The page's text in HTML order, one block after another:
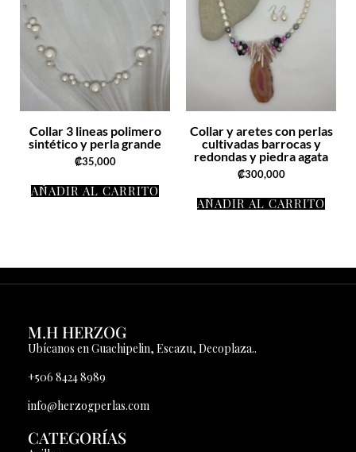
Collar 3 lineas polimero
sintético y perla grande
₡35,000
AÑADIR AL CARRITO
Collar y aretes con perlas
cultivadas barrocas y
redondas y piedra agata
₡300,000
AÑADIR AL CARRITO
M.H HERZOG
Ubícanos en Guachipelin, Escazu, Decoplaza..
+506 8424 8989
info@herzogperlas.com
CATEGORÍAS